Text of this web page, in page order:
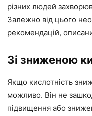
різних людей
Залежно від цього
рекомендацій,
Зі зниженою
Якщо кислотність
можливо. Він не
підвищення або